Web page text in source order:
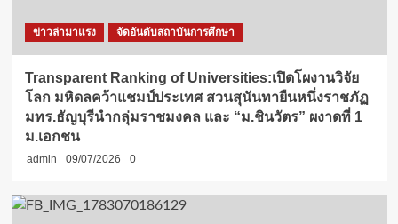
ข่าวล่ามาแรง จัดอันดับสถาบันการศึกษา
Transparent Ranking of Universities:เปิดโผงานวิจัย
โลก มหิดลคว้าแชมป์ประเทศ สวนสุนันทายืนหนึ่งราชภัฏ
มทร.ธัญบุรีนำกลุ่มราชมงคล และ “ม.ชินวัตร” ผงาดที่ 1
ม.เอกชน
admin 09/07/2026 0